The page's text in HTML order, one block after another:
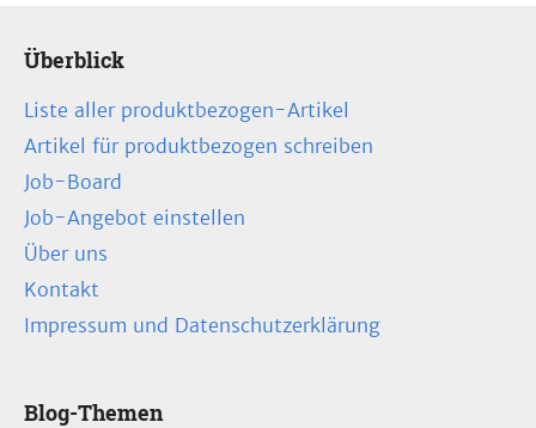
Überblick
Liste aller produktbezogen-Artikel
Artikel für produktbezogen schreiben
Job-Board
Job-Angebot einstellen
Über uns
Kontakt
Impressum und Datenschutzerklärung
Blog-Themen